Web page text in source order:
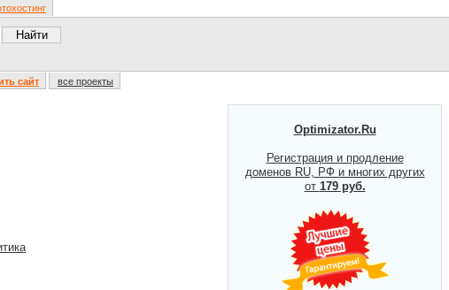
сайт все проекты
Optimizator.Ru
Регистрация и продление
доменов RU, РФ и многих других
от 179 руб.